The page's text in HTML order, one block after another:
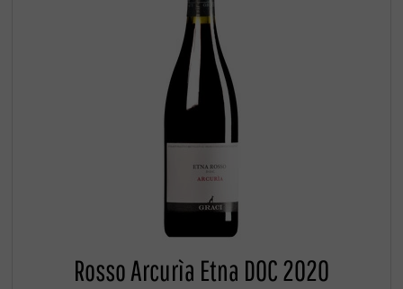
Rosso Arcurìa Etna DOC 2020